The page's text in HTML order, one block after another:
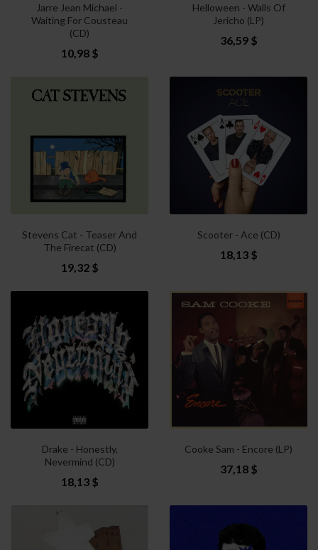
Jarre Jean Michael -
Waiting For Cousteau
(CD)
10,98 $
Helloween - Walls Of
Jericho (LP)
36,59 $
Stevens Cat - Teaser And
The Firecat (CD)
19,32 $
Scooter - Ace (CD)
18,13 $
Drake - Honestly,
Nevermind (CD)
18,13 $
Cooke Sam - Encore (LP)
37,18 $